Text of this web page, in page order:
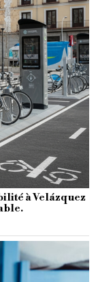
à Velázquez